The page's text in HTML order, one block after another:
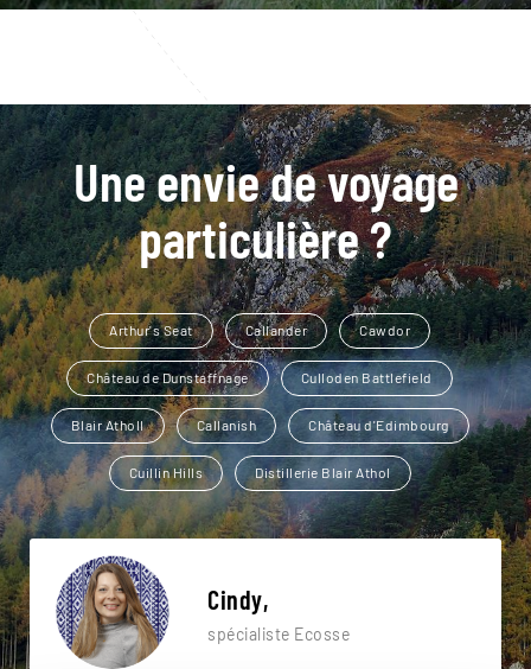
Une envie de voyage
particulière ?
Arthur's Seat Callander Cawdor
Château de Dunstaffnage Culloden Battlefield
Blair Atholl Callanish Château d'Edimbourg
Cuillin Hills Distillerie Blair Athol
Cindy,
spécialiste Ecosse